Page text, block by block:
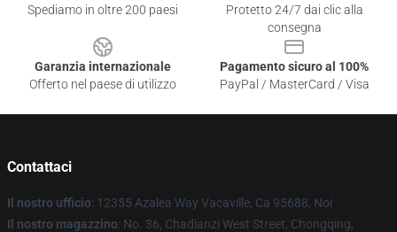
Spediamo in oltre 200 paesi
Protetto 24/7 dai clic alla
consegna
Garanzia internazionale
Offerto nel paese di utilizzo
Pagamento sicuro al 100%
PayPal / MasterCard / Visa
Contattaci
Il nostro ufficio: 12355 Azalea Way Vacaville, Ca 95688, Noi
Il nostro magazzino: No. 36, Chadianzi West Street, Chongqing,